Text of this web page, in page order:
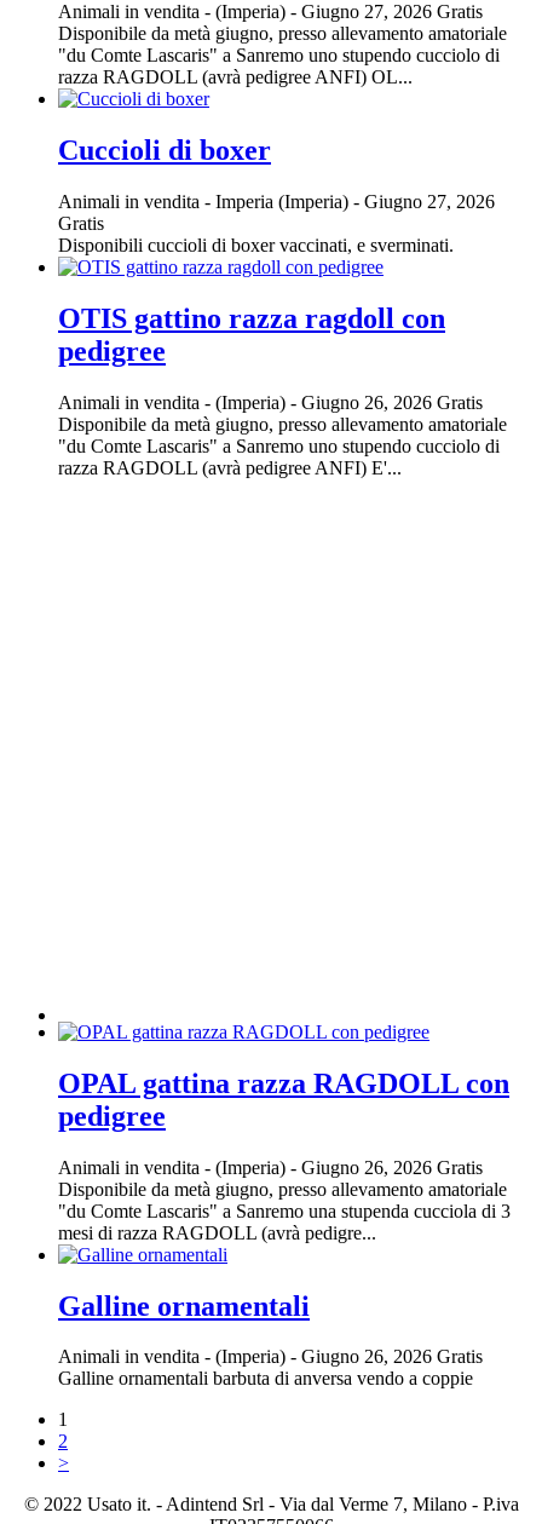
Animali in vendita - (Imperia) - Giugno 27, 2026 Gratis
Disponibile da metà giugno, presso allevamento amatoriale
"du Comte Lascaris" a Sanremo uno stupendo cucciolo di
razza RAGDOLL (avrà pedigree ANFI) OL...
Cuccioli di boxer
Animali in vendita - Imperia (Imperia) - Giugno 27, 2026
Gratis
Disponibili cuccioli di boxer vaccinati, e sverminati.
OTIS gattino razza ragdoll con
pedigree
Animali in vendita - (Imperia) - Giugno 26, 2026 Gratis
Disponibile da metà giugno, presso allevamento amatoriale
"du Comte Lascaris" a Sanremo uno stupendo cucciolo di
razza RAGDOLL (avrà pedigree ANFI) E'...
OPAL gattina razza RAGDOLL con
pedigree
Animali in vendita - (Imperia) - Giugno 26, 2026 Gratis
Disponibile da metà giugno, presso allevamento amatoriale
"du Comte Lascaris" a Sanremo una stupenda cucciola di 3
mesi di razza RAGDOLL (avrà pedigre...
Galline ornamentali
Animali in vendita - (Imperia) - Giugno 26, 2026 Gratis
Galline ornamentali barbuta di anversa vendo a coppie
1
2
>
© 2022 Usato it. - Adintend Srl - Via dal Verme 7, Milano - P.iva